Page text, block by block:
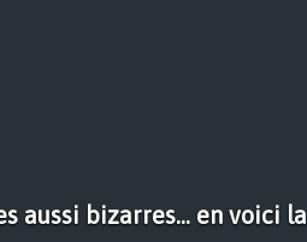
aussi bizarres... en voici la